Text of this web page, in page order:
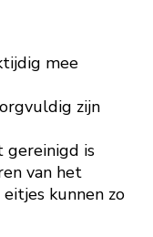
mee
zijn
gereinigd is
van het
kunnen zo